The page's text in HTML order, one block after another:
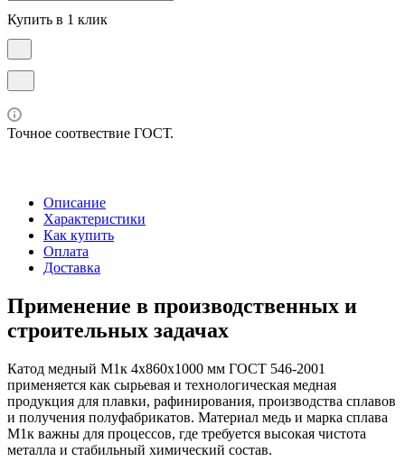
Купить в 1 клик
Точное соотвествие ГОСТ.
Описание
Характеристики
Как купить
Оплата
Доставка
Применение в производственных и
строительных задачах
Катод медный М1к 4х860х1000 мм ГОСТ 546-2001
применяется как сырьевая и технологическая медная
продукция для плавки, рафинирования, производства сплавов
и получения полуфабрикатов. Материал медь и марка сплава
М1к важны для процессов, где требуется высокая чистота
металла и стабильный химический состав.